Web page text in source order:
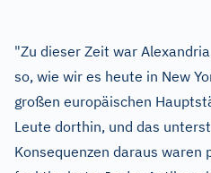
"Zu dieser Zeit war
so, wie wir es heute in New
großen europäischen
Leute dorthin, und das
Konsequenzen daraus waren